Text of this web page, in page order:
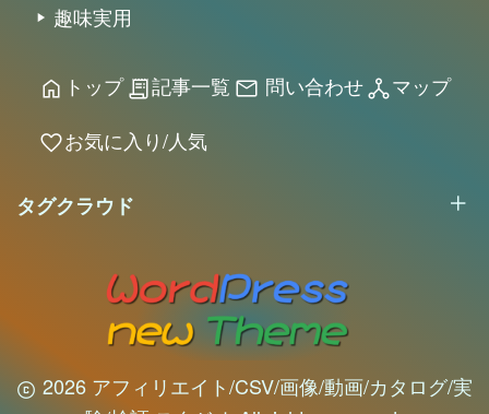
趣味実用
home トップreceipt_long記事一覧 mail 問い合わせnetwork_nodeマップ
favoriteお気に入り/人気
タグクラウド
2026 アフィリエイト/CSV/画像/動画/カタログ/実